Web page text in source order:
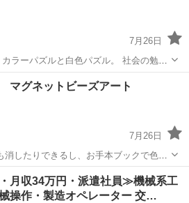
...
7月26日
ラーパズルと白色パズル。 社会の勉強
マグネットビーズアート
7月26日
したりできるし、お手本ブックで色ん
子供が使っていたものですので、多少傷
りません 定価3000円くらい
月収34万円・派遣社員≫機械系工
操作・製造オペレーター 交…